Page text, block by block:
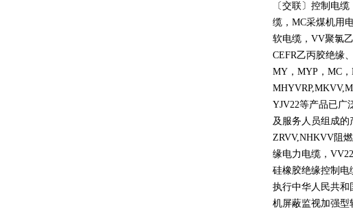
〔交联〕控制电
缆， MC采煤机用
软电缆， VV聚氯
CEFR乙丙胶绝缘、
MY ， MYP ， MC ，
YJV22等产品已广
及服务人员组成的
ZRVV,NHKVV阻
缘电力电缆， VV22
硅橡胶绝缘控制电
执行中华人民共和
机屏蔽监视加强型